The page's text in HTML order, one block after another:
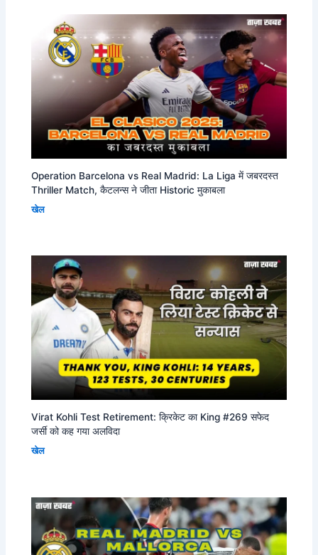
Operation Barcelona vs Real Madrid: La Liga में जबरदस्त
Thriller Match, कैटलन्स ने जीता Historic मुकाबला
खेल
Virat Kohli Test Retirement: क्रिकेट का King #269 सफेद
जर्सी को कह गया अलविदा
खेल